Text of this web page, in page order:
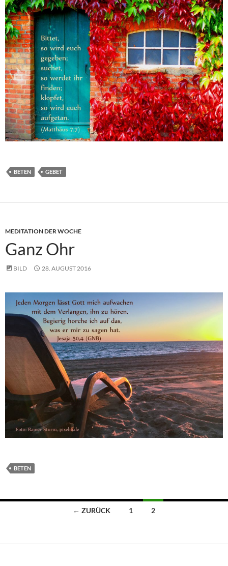
BETEN GEBET
MEDITATION DER WOCHE
Ganz Ohr
BILD 28. AUGUST 2016
BETEN
Beitragsnavigation
← ZURÜCK 1 2